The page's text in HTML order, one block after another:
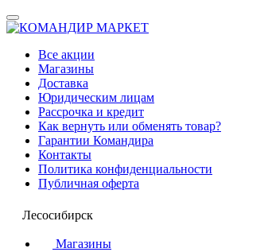
Все акции
Магазины
Доставка
Юридическим лицам
Рассрочка и кредит
Как вернуть или обменять товар?
Гарантии Командира
Контакты
Политика конфиденциальности
Публичная оферта
Лесосибирск
Магазины